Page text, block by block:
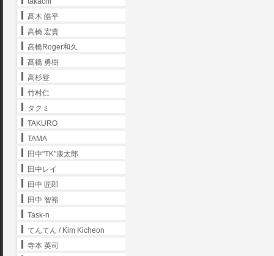
髙木 皓平
高橋 宏貴
高橋Roger和久
髙橋 勇樹
高杉登
竹村仁
タクミ
TAKURO
TAMA
田中"TK"康太郎
田中レイ
田中 匠郎
田中 智裕
Task-n
てんてん / Kim Kicheon
寺本 英司